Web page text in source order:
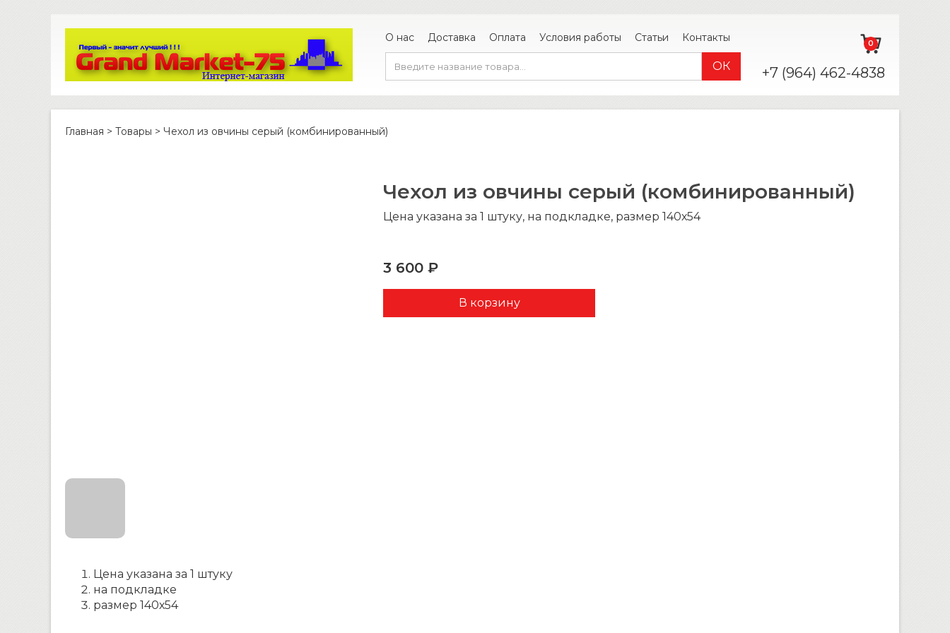
О нас Доставка Оплата Условия работы Статьи Контакты 0
+7 (964) 462-4838
Главная > Товары > Чехол из овчины серый (комбинированный)
Чехол из овчины серый (комбинированный)
Цена указана за 1 штуку, на подкладке, размер 140х54
3 600 ₽
Цена указана за 1 штуку
на подкладке
размер 140х54